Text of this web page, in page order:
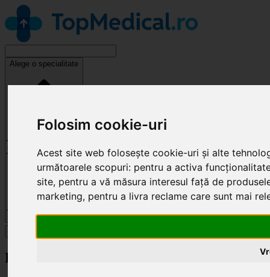
Folosim cookie-uri
Acest site web folosește cookie-uri și alte
următoarele scopuri: pentru a activa
site, pentru a vă măsura interesul față de
marketing, pentru a livra reclame care sunt mai
Alege o specialitate
Cluj-Napoca
Revendică clinică